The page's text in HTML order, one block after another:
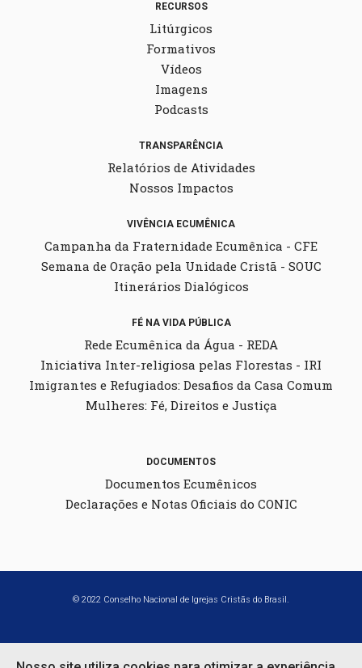
RECURSOS
Litúrgicos
Formativos
Vídeos
Imagens
Podcasts
TRANSPARÊNCIA
Relatórios de Atividades
Nossos Impactos
VIVÊNCIA ECUMÊNICA
Campanha da Fraternidade Ecumênica - CFE
Semana de Oração pela Unidade Cristã - SOUC
Itinerários Dialógicos
FÉ NA VIDA PÚBLICA
Rede Ecumênica da Água - REDA
Iniciativa Inter-religiosa pelas Florestas - IRI
Imigrantes e Refugiados: Desafios da Casa Comum
Mulheres: Fé, Direitos e Justiça
DOCUMENTOS
Documentos Ecumênicos
Declarações e Notas Oficiais do CONIC
© 2022 Conselho Nacional de Igrejas Cristãs do Brasil.